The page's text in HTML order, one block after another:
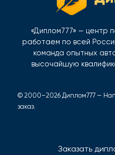
«Диплом777» — центр
работаем по всей
команда опытных
высочайшую
© 2000–2026 Диплом777 —
заказ.
Заказать